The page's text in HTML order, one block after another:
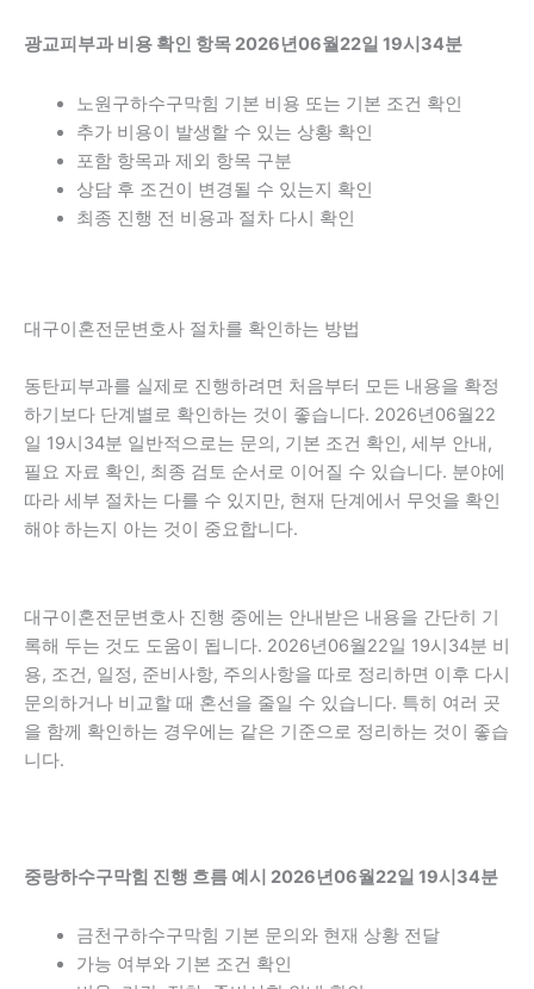
광교피부과 비용 확인 항목 2026년06월22일 19시34분
노원구하수구막힘 기본 비용 또는 기본 조건 확인
추가 비용이 발생할 수 있는 상황 확인
포함 항목과 제외 항목 구분
상담 후 조건이 변경될 수 있는지 확인
최종 진행 전 비용과 절차 다시 확인
대구이혼전문변호사 절차를 확인하는 방법
동탄피부과를 실제로 진행하려면 처음부터 모든 내용을 확정
하기보다 단계별로 확인하는 것이 좋습니다. 2026년06월22
일 19시34분 일반적으로는 문의, 기본 조건 확인, 세부 안내,
필요 자료 확인, 최종 검토 순서로 이어질 수 있습니다. 분야에
따라 세부 절차는 다를 수 있지만, 현재 단계에서 무엇을 확인
해야 하는지 아는 것이 중요합니다.
대구이혼전문변호사 진행 중에는 안내받은 내용을 간단히 기
록해 두는 것도 도움이 됩니다. 2026년06월22일 19시34분 비
용, 조건, 일정, 준비사항, 주의사항을 따로 정리하면 이후 다시
문의하거나 비교할 때 혼선을 줄일 수 있습니다. 특히 여러 곳
을 함께 확인하는 경우에는 같은 기준으로 정리하는 것이 좋습
니다.
중랑하수구막힘 진행 흐름 예시 2026년06월22일 19시34분
금천구하수구막힘 기본 문의와 현재 상황 전달
가능 여부와 기본 조건 확인